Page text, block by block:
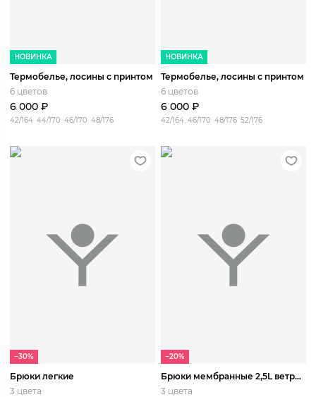
НОВИНКА
Термобелье, лосины с принтом
6 цветов
6 000 ₽
42/164 44/170 46/170 48/176
НОВИНКА
Термобелье, лосины с принтом
6 цветов
6 000 ₽
42/164 46/170 48/176 52/176
−30%
Брюки легкие
3 цвета
−20%
Брюки мембранные 2,5L ветро-влагозащитные Башкаус
3 цвета